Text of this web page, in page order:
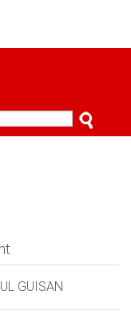
GUISAN